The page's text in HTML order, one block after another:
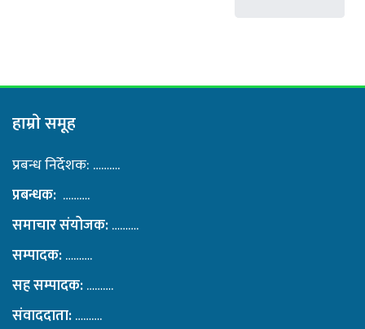
हाम्राे समूह
प्रबन्ध निर्देशक: ……….
प्रबन्धक: ……….
समाचार संयोजक:……….
सम्पादक:……….
सह सम्पादक:……….
संवाददाता:……….